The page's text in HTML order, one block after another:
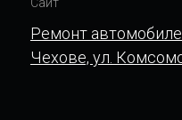
Ремонт
Чехове, ул.